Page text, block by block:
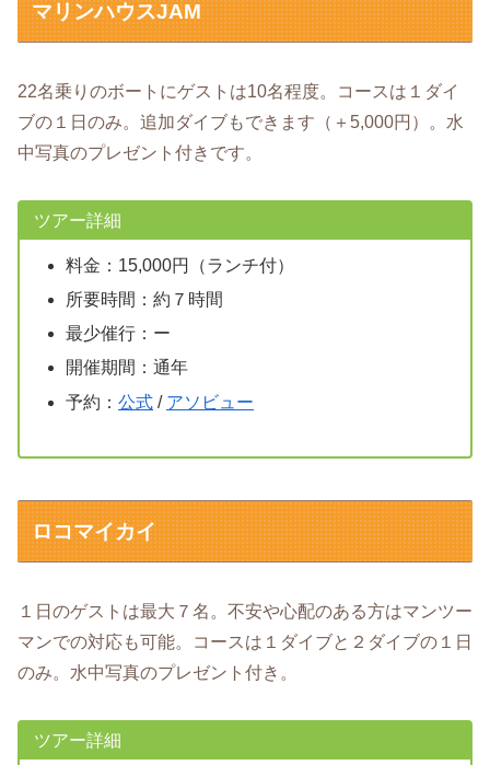
マリンハウスJAM
22名乗りのボートにゲストは10名程度。コースは１ダイ
ブの１日のみ。追加ダイブもできます（＋5,000円）。水
中写真のプレゼント付きです。
ツアー詳細
料金：15,000円（ランチ付）
所要時間：約７時間
最少催行：ー
開催期間：通年
予約： 公式/ アソビュー
ロコマイカイ
１日のゲストは最大７名。不安や心配のある方はマンツー
マンでの対応も可能。コースは１ダイブと２ダイブの１日
のみ。水中写真のプレゼント付き。
ツアー詳細